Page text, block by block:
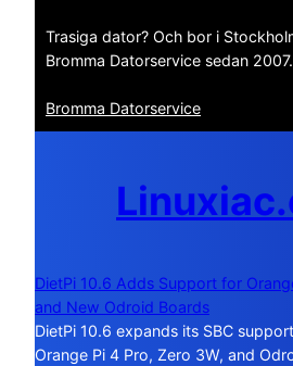
Trasiga dator? Och bor i
Bromma Datorservice sedan 2007.
Bromma Datorservice
DietPi 10.6 Adds Support for
and New Odroid Boards
DietPi 10.6 expands its SBC
Orange Pi 4 Pro, Zero 3W, and